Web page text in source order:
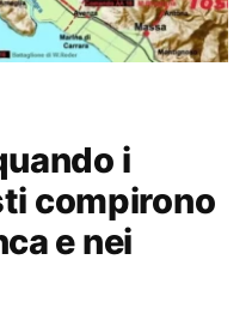
i
compirono
e nei